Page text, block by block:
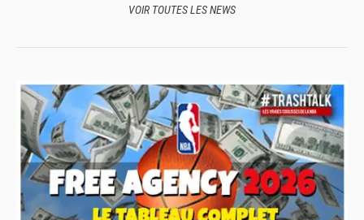
VOIR TOUTES LES NEWS